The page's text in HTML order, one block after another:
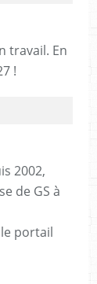
travail. En
!
2002,
de GS à
portail